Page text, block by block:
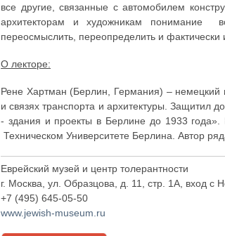
все другие, связанные с автомобилем
архитекторам и художникам понимание
переосмыслить, переопределить и
О лекторе:
Рене Хартман (Берлин, Германия) – немецкий
и связях транспорта и архитектуры. Защитил
- здания и проекты в Берлине до 1933 года».
Техническом Университете Берлина. Автор
Еврейский музей и центр толерантности
г. Москва, ул. Образцова, д. 11, стр. 1А, вход с
+7 (495) 645-05-50
www.jewish-museum.ru